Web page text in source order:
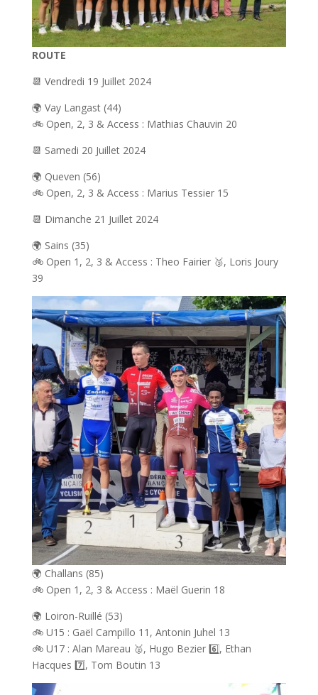
ROUTE
📆 Vendredi 19 Juillet 2024
🌍 Vay Langast (44)
🚲 Open, 2, 3 & Access : Mathias Chauvin 20
📆 Samedi 20 Juillet 2024
🌍 Queven (56)
🚲 Open, 2, 3 & Access : Marius Tessier 15
📆 Dimanche 21 Juillet 2024
🌍 Sains (35)
🚲 Open 1, 2, 3 & Access : Theo Fairier 🥉, Loris Joury
39
🌍 Challans (85)
🚲 Open 1, 2, 3 & Access : Maël Guerin 18
🌍 Loiron-Ruillé (53)
🚲 U15 : Gaël Campillo 11, Antonin Juhel 13
🚲 U17 : Alan Mareau 🥈, Hugo Bezier 6️⃣, Ethan
Hacques 7️⃣, Tom Boutin 13